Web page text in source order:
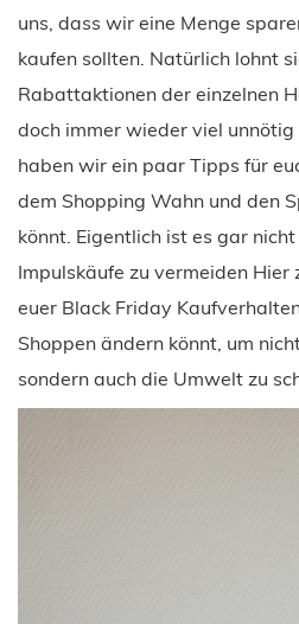
uns, dass wir eine Menge
kaufen sollten. Natürlich lohnt
Rabattaktionen der einzelnen
doch immer wieder viel
haben wir ein paar Tipps für
dem Shopping Wahn und den
könnt. Eigentlich ist es gar
Impulskäufe zu vermeiden
euer Black Friday
Shoppen ändern könnt, um
sondern auch die Umwelt zu